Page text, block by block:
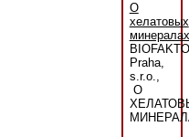
О
хелатовых
минералах
Praha,
s.r.o.,
О